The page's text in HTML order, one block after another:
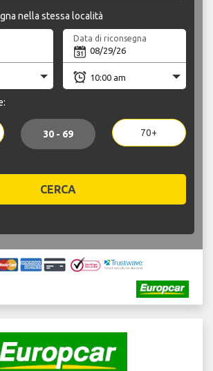
nella stessa località
Data di riconsegna
30 - 69 70+
CERCA